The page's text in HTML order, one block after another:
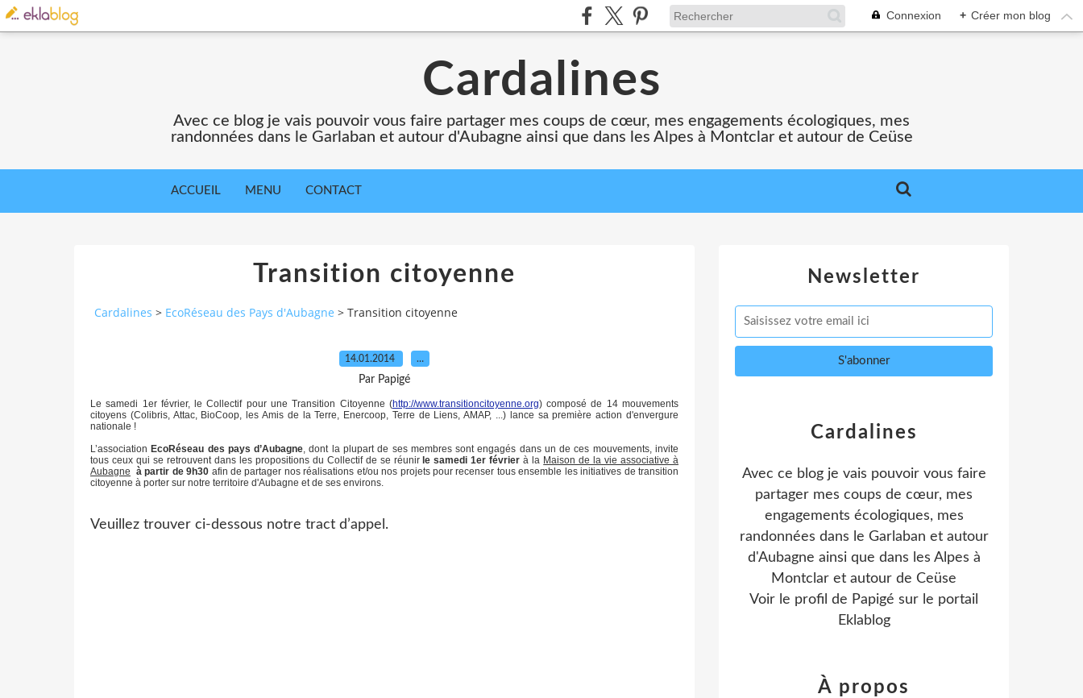
Connexion + Créer mon blog
Cardalines
Avec ce blog je vais pouvoir vous faire partager mes coups de cœur, mes engagements écologiques, mes
randonnées dans le Garlaban et autour d'Aubagne ainsi que dans les Alpes à Montclar et autour de Ceüse
ACCUEIL MENU CONTACT
Transition citoyenne
Cardalines > EcoRéseau des Pays d'Aubagne > Transition citoyenne
14.01.2014 …
Par Papigé
Le samedi 1er février, le Collectif pour une Transition Citoyenne (http://www.transitioncitoyenne.org) composé de 14 mouvements
citoyens (Colibris, Attac, BioCoop, les Amis de la Terre, Enercoop, Terre de Liens, AMAP, ...) lance sa première action d'envergure
nationale !
L’associationEcoRéseau des pays d’Aubagne , dont la plupart de ses membres sont engagés dans un de ces mouvements, invite
tous ceux qui se retrouvent dans les propositions du Collectif de se réunirle samedi 1er février à la Maison de la vie associative à
Aubagne à partir de 9h30 afin departager nos réalisations et/ou nos projets pour recenser tous ensemble les initiatives de transition
citoyenne à porter sur notre territoire d'Aubagne et de ses environs.
Veuillez trouver ci-dessous notre tract d’appel.
Newsletter
Cardalines
Avec ce blog je vais pouvoir vous faire
partager mes coups de cœur, mes
engagements écologiques, mes
randonnées dans le Garlaban et autour
d'Aubagne ainsi que dans les Alpes à
Montclar et autour de Ceüse
Voir le profil de Papigé sur le portail
Eklablog
À propos